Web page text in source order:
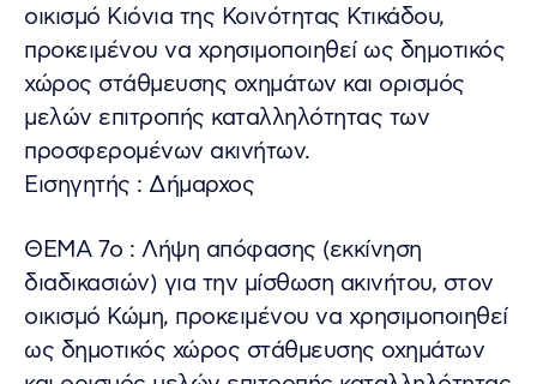
οικισμό Κιόνια της Κοινότητας Κτικάδου,
προκειμένου να χρησιμοποιηθεί ως δημοτικός
χώρος στάθμευσης οχημάτων και ορισμός
μελών επιτροπής καταλληλότητας των
προσφερομένων ακινήτων.
Εισηγητής : Δήμαρχος
ΘΕΜΑ 7ο : Λήψη απόφασης (εκκίνηση
διαδικασιών) για την μίσθωση ακινήτου, στον
οικισμό Κώμη, προκειμένου να χρησιμοποιηθεί
ως δημοτικός χώρος στάθμευσης οχημάτων